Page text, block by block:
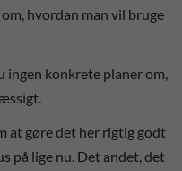
hvordan man vil bruge
ingen konkrete planer om,
at gøre det her rigtig godt
på lige nu. Det andet, det